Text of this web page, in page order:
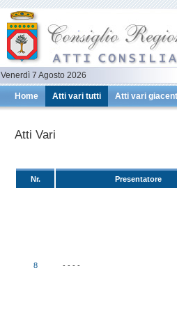
Venerdì 7 Agosto 2026
Home Atti vari tutti Atti vari
Atti Vari
Nr. Presentatore
8 - - - -